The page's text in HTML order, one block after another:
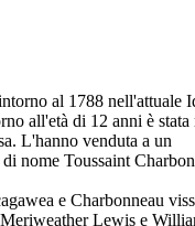
al 1788 nell'attuale
all'età di 12 anni è stata
L'hanno venduta a un
nome Toussaint
e Charbonneau
Lewis e